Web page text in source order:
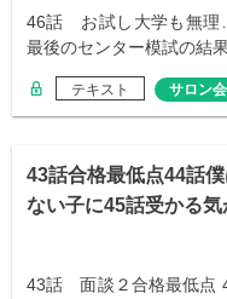
46話 お試し大学も無
最後のセンター模試の結
テキスト サロン
43話合格最低点44話
ない子に45話受かる気
43話 面談２合格最低点